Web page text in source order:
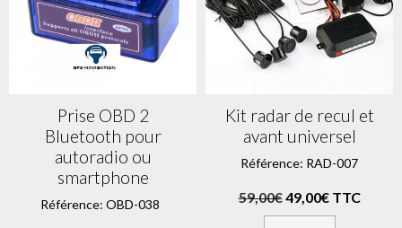
Prise OBD 2
Bluetooth pour
autoradio ou
smartphone
Référence: OBD-038
Kit radar de recul et
avant universel
Référence: RAD-007
59,00€49,00€ TTC